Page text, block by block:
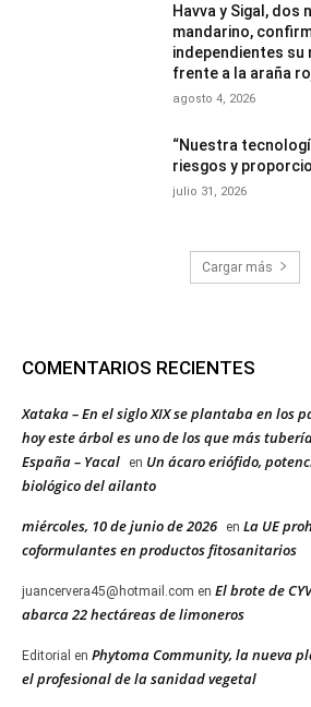
Havva y Sigal, dos
mandarino,
independientes su
frente a la araña
agosto 4, 2026
“Nuestra
riesgos y
julio 31, 2026
Cargar más
COMENTARIOS RECIENTES
Xataka – En el siglo XIX se plantaba en los
hoy este árbol es uno de los que más
España – Yacal
en Un ácaro eriófido,
biológico del ailanto
miércoles, 10 de junio de 2026 en La UE
coformulantes en productos fitosanitarios
juancervera45@hotmail.com en El brote de
abarca 22 hectáreas de limoneros
Editorial en Phytoma Community, la nueva
el profesional de la sanidad vegetal